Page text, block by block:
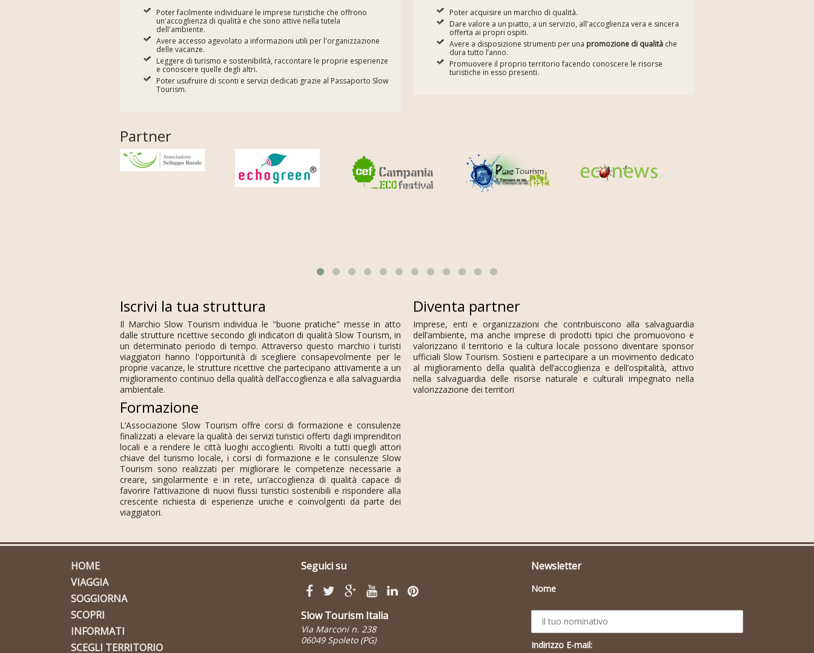
Poter facilmente individuare le imprese turistiche che offrono
un'accoglienza di qualità e che sono attive nella tutela
dell'ambiente.
Avere accesso agevolato a informazioni utili per l'organizzazione
delle vacanze.
Leggere di turismo e sostenibilità, raccontare le proprie esperienze
e conoscere quelle degli altri.
Poter usufruire di sconti e servizi dedicati grazie al Passaporto Slow
Tourism.
Poter acquisire un marchio di qualità.
Dare valore a un piatto, a un servizio, all'accoglienza vera e sincera
offerta ai propri ospiti.
Avere a disposizione strumenti per una promozione di qualità che
dura tutto l’anno.
Promuovere il proprio territorio facendo conoscere le risorse
turistiche in esso presenti.
Partner
Iscrivi la tua struttura
Il Marchio Slow Tourism individua le "buone pratiche" messe in atto
dalle strutture ricettive secondo gli indicatori di qualità Slow Tourism, in
un determinato periodo di tempo. Attraverso questo marchio i turisti
viaggiatori hanno l'opportunità di scegliere consapevolmente per le
proprie vacanze, le strutture ricettive che partecipano attivamente a un
miglioramento continuo della qualità dell’accoglienza e alla salvaguardia
ambientale.
Diventa partner
Imprese, enti e organizzazioni che contribuiscono alla salvaguardia
dell’ambiente, ma anche imprese di prodotti tipici che promuovono e
valorizzano il territorio e la cultura locale possono diventare sponsor
ufficiali Slow Tourism. Sostieni e partecipare a un movimento dedicato
al miglioramento della qualità dell’accoglienza e dell’ospitalità, attivo
nella salvaguardia delle risorse naturale e culturali impegnato nella
valorizzazione dei territori
Formazione
L’Associazione Slow Tourism offre corsi di formazione e consulenze
finalizzati a elevare la qualità dei servizi turistici offerti dagli imprenditori
locali e a rendere le città luoghi accoglienti. Rivolti a tutti quegli attori
chiave del turismo locale, i corsi di formazione e le consulenze Slow
Tourism sono realizzati per migliorare le competenze necessarie a
creare, singolarmente e in rete, un’accoglienza di qualità capace di
favorire l’attivazione di nuovi flussi turistici sostenibili e rispondere alla
crescente richiesta di esperienze uniche e coinvolgenti da parte dei
viaggiatori.
HOME
VIAGGIA
SOGGIORNA
SCOPRI
INFORMATI
SCEGLI TERRITORIO
Seguici su
Slow Tourism Italia
Via Marconi n. 238
06049 Spoleto (PG)
Newsletter
Nome
Indirizzo E-mail: